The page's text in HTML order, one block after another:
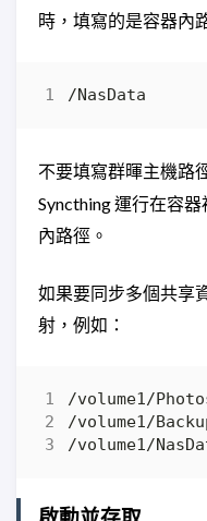
時，填寫的是容器內
不要填寫群暉主機路
Syncthing 運行在容
內路徑。
如果要同步多個共享
射，例如：